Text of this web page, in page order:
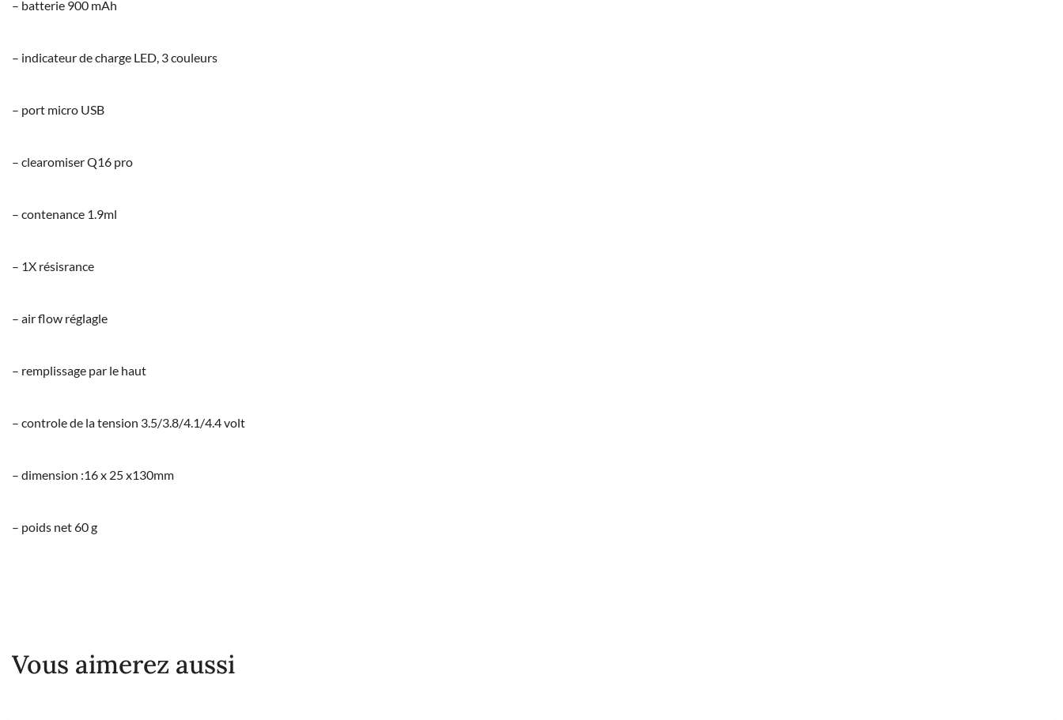
– batterie 900 mAh
– indicateur de charge LED, 3 couleurs
– port micro USB
– clearomiser Q16 pro
– contenance 1.9ml
– 1X résisrance
– air flow réglagle
– remplissage par le haut
– controle de la tension 3.5/3.8/4.1/4.4 volt
– dimension :16 x 25 x130mm
– poids net 60 g
Vous aimerez aussi